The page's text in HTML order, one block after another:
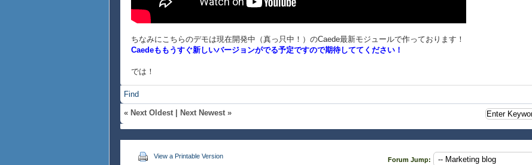
ちなみにこちらのデモは現在開発中（真っ只中！）のCaede最新モジュールで作っております！
Caedeももうすぐ新しいバージョンがでる予定ですので期待しててください！
では！
Find
« Next Oldest Next Newest »
View a Printable Version Forum Jump: